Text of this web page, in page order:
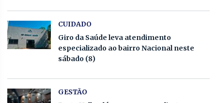
CUIDADO
Giro da Saúde leva atendimento
especializado ao bairro Nacional neste
sábado (8)
GESTÃO